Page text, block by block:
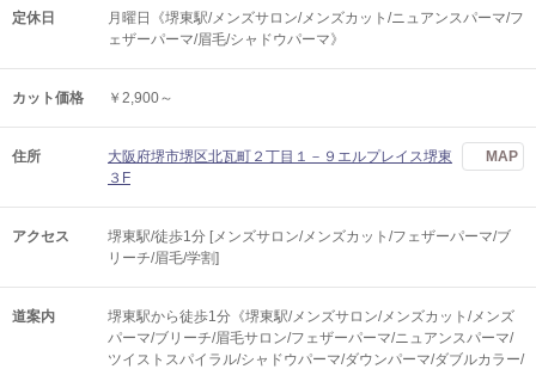
定休日
月曜日《堺東駅/メンズサロン/メンズカット/ニュアンスパーマ/フ
ェザーパーマ/眉毛/シャドウパーマ》
カット価格 ￥2,900～
住所
大阪府堺市堺区北瓦町２丁目１－９エルプレイス堺東
３F
MAP
アクセス
堺東駅/徒歩1分 [メンズサロン/メンズカット/フェザーパーマ/ブ
リーチ/眉毛/学割]
道案内
堺東駅から徒歩1分《堺東駅/メンズサロン/メンズカット/メンズ
パーマ/ブリーチ/眉毛サロン/フェザーパーマ/ニュアンスパーマ/
ツイストスパイラル/シャドウパーマ/ダウンパーマ/ダブルカラー/